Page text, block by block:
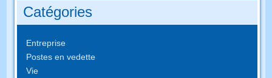
Catégories
Entreprise
Postes en vedette
Vie